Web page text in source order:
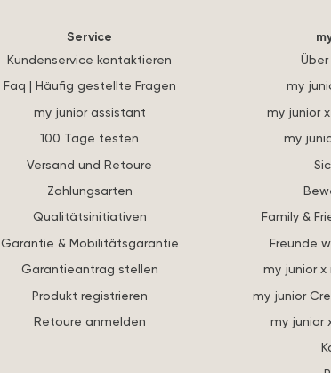
Service
Kundenservice kontaktieren
Faq | Häufig gestellte Fragen
my junior assistant
100 Tage testen
Versand und Retoure
Zahlungsarten
Qualitätsinitiativen
Garantie & Mobilitätsgarantie
Garantieantrag stellen
Produkt registrieren
Retoure anmelden
my
my junior
my
Family &
Freunde
my junior
my junior
my junior